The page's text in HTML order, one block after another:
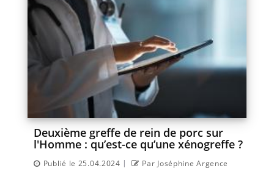
Deuxième greffe de rein de porc sur
l'Homme : qu’est-ce qu’une xénogreffe ?
Publié le 25.04.2024 | Par Joséphine Argence